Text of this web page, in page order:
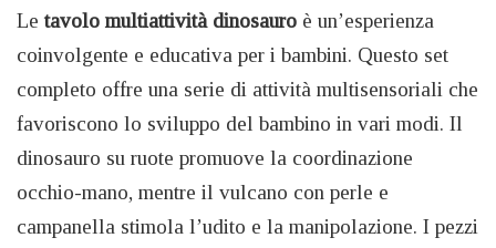
Le tavolo multiattività dinosauro è un’esperienza
coinvolgente e educativa per i bambini. Questo set
completo offre una serie di attività multisensoriali che
favoriscono lo sviluppo del bambino in vari modi. Il
dinosauro su ruote promuove la coordinazione
occhio-mano, mentre il vulcano con perle e
campanella stimola l’udito e la manipolazione. I pezzi